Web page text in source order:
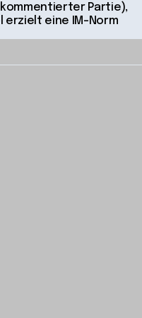
Partie),
erzielt eine IM-Norm